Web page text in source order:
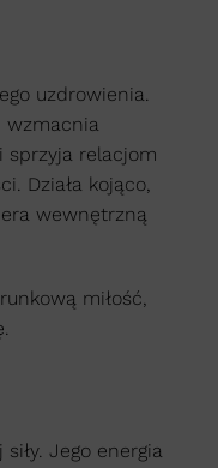
uzdrowienia.
wzmacnia
sprzyja relacjom
Działa kojąco,
wewnętrzną
miłość,
Jego energia